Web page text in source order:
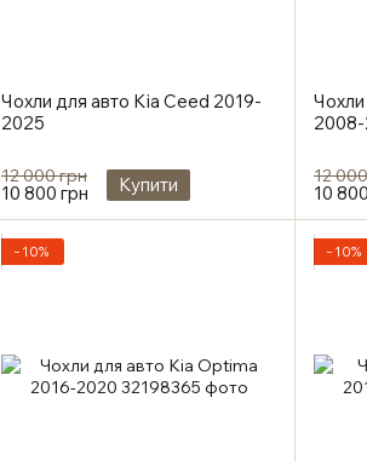
Чохли для авто Kia Ceed 2019-
2025
12 000 грн
10 800 грн Купити 12
10
−10% −10%